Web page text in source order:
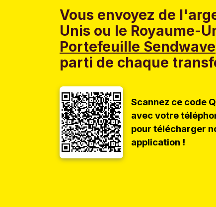
Vous envoyez de
Unis ou le Royaume-
Portefeuille Sendwave
parti de chaque
Scannez ce code
avec votre
pour télécharger
application !